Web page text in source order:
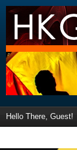
Hello There, Guest!